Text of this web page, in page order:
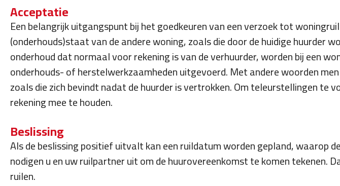
Acceptatie
Een belangrijk uitgangspunt bij het goedkeuren van een verzoek tot
(onderhouds)staat van de andere woning, zoals die door de huidige huurder
onderhoud dat normaal voor rekening is van de verhuurder, worden bij een
onderhouds- of herstelwerkzaamheden uitgevoerd. Met andere woorden
zoals die zich bevindt nadat de huurder is vertrokken. Om teleurstellingen te
rekening mee te houden.
Beslissing
Als de beslissing positief uitvalt kan een ruildatum worden gepland, waarop
nodigen u en uw ruilpartner uit om de huurovereenkomst te komen tekenen.
ruilen.